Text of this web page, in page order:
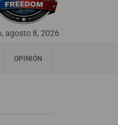
agosto 8, 2026
OPINIÓN